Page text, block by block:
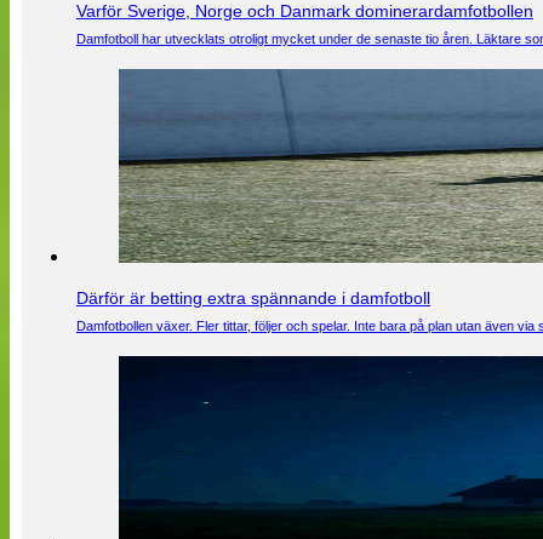
Varför Sverige, Norge och Danmark dominerardamfotbollen
Damfotboll har utvecklats otroligt mycket under de senaste tio åren. Läktare
Därför är betting extra spännande i damfotboll
Damfotbollen växer. Fler tittar, följer och spelar. Inte bara på plan utan även